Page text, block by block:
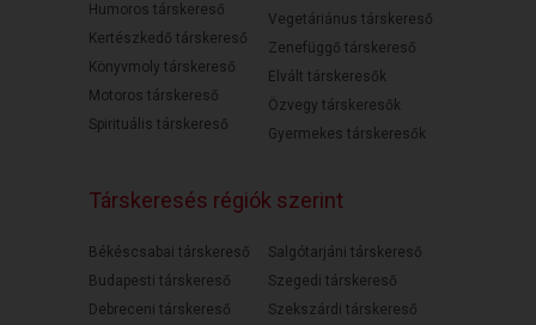
Humoros társkereső
Kertészkedő társkereső
Könyvmoly társkereső
Motoros társkereső
Spirituális társkereső
Vegetáriánus társkereső
Zenefüggő társkereső
Elvált társkeresők
Özvegy társkeresők
Gyermekes társkeresők
Társkeresés régiók szerint
Békéscsabai társkereső
Budapesti társkereső
Debreceni társkereső
Salgótarjáni társkereső
Szegedi társkereső
Szekszárdi társkereső